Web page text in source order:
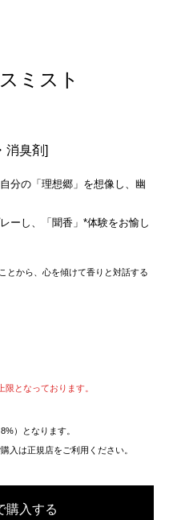
ミスト
消臭剤]
分の「理想郷」を想像し、幽
ーし、「聞香」*体験をお愉し
とから、心を傾けて香りと対話する
となっております。
）となります。
入は正規店をご利用ください。
購入する